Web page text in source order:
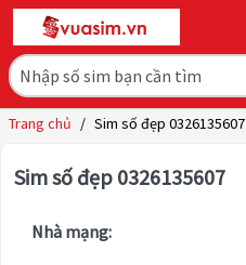
Trang chủ / Sim số đẹp 0326135607
Sim số đẹp 0326135607
Nhà mạng: